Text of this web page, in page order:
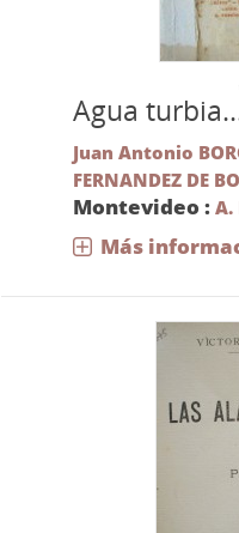
Agua
Juan Antonio
FERNANDEZ DE
Montevideo : A.
Más